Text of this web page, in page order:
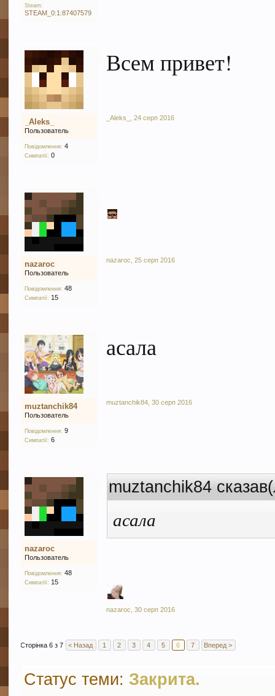
Steam:
STEAM_0:1:87407579
_Aleks_
Пользователь
Повідомлення: 4
Симпатії: 0
Всем привет!
_Aleks_ ,24 серп 2016
nazaroc
Пользователь
Повідомлення: 48
Симпатії: 15
nazaroc ,25 серп 2016
muztanchik84
Пользователь
Повідомлення: 9
Симпатії: 6
асала
muztanchik84 ,30 серп 2016
nazaroc
Пользователь
Повідомлення: 48
Симпатії: 15
muztanchik84
асала
nazaroc ,30 серп 2016
Сторінка 6 з 7 < Назад 1 2 3 4 5 6 7 Вперед >
Статус теми: Закрита.